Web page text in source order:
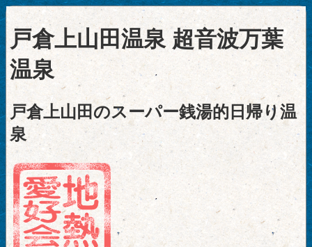
戸倉上山田温泉 超音波万葉
温泉
戸倉上山田のスーパー銭湯的日帰り温
泉